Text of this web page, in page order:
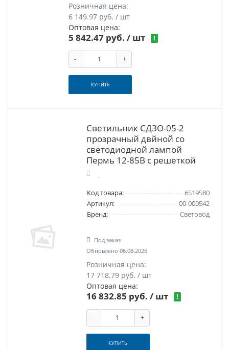
Розничная цена:
6 149.97 руб. / шт
Оптовая цена:
5 842.47 руб. / шт !
- +
КУПИТЬ
Светильник СДЗО-05-2
прозрачный двйной со
светодиодной лампой
Пермь 12-85В с решеткой
Код товара:
6519580
Артикул:
00-000542
Бренд:
Световод
Под заказ
Обновлено 06.08.2026
Розничная цена:
17 718.79 руб. / шт
Оптовая цена:
16 832.85 руб. / шт !
- +
КУПИТЬ